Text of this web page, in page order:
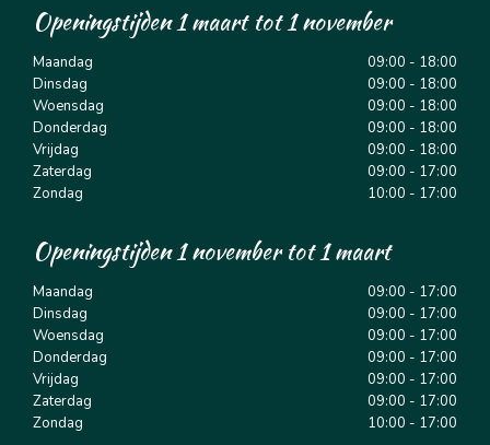
Openingstijden 1 maart tot 1 november
Maandag
09:00 - 18:00
Dinsdag
09:00 - 18:00
Woensdag
09:00 - 18:00
Donderdag
09:00 - 18:00
Vrijdag
09:00 - 18:00
Zaterdag
09:00 - 17:00
Zondag
10:00 - 17:00
Openingstijden 1 november tot 1 maart
Maandag
09:00 - 17:00
Dinsdag
09:00 - 17:00
Woensdag
09:00 - 17:00
Donderdag
09:00 - 17:00
Vrijdag
09:00 - 17:00
Zaterdag
09:00 - 17:00
Zondag
10:00 - 17:00